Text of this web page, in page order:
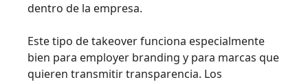
dentro de la empresa.
Este tipo de takeover funciona especialmente
bien para employer branding y para marcas que
quieren transmitir transparencia. Los